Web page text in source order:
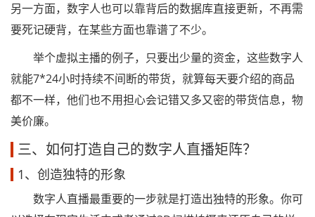
另一方面，数字人也可以靠背后的数据库直接更新，不再需
要死记硬背，在某些方面也靠谱了不少。
举个虚拟主播的例子，只要出少量的资金，这些数字人
就能7*24小时持续不间断的带货，就算每天要介绍的商品
都不一样，他们也不用担心会记错又多又密的带货信息，物
美价廉。
三、如何打造自己的数字人直播矩阵？
1、创造独特的形象
数字人直播最重要的一步就是打造出独特的形象。你可